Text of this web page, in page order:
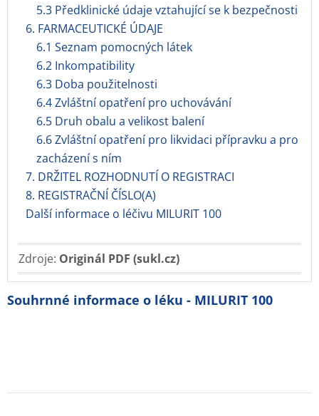
5.3 Předklinické údaje vztahující se k bezpečnosti
6. FARMACEUTICKÉ ÚDAJE
6.1 Seznam pomocných látek
6.2 Inkompatibility
6.3 Doba použitelnosti
6.4 Zvláštní opatření pro uchovávání
6.5 Druh obalu a velikost balení
6.6 Zvláštní opatření pro likvidaci přípravku a pro
zacházení s ním
7. DRŽITEL ROZHODNUTÍ O REGISTRACI
8. REGISTRAČNÍ ČÍSLO(A)
Další informace o léčivu MILURIT 100
Zdroje: Originál PDF (sukl.cz)
Souhrnné informace o léku - MILURIT 100